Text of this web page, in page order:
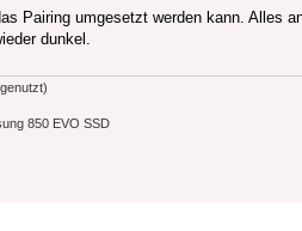
Pairing umgesetzt werden kann. Alles
dunkel.
850 EVO SSD